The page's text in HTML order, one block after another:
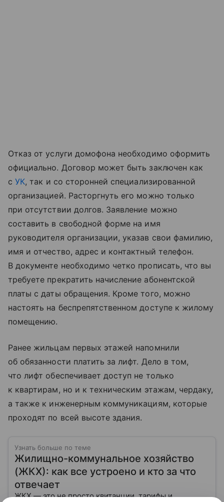
Отказ от услуги домофона необходимо оформить
официально. Договор может быть заключен как
сУК, так и со сторонней специализированной
организацией. Расторгнуть его можно только
при отсутствии долгов. Заявление можно
составить в свободной форме на имя
руководителя организации, указав свои фамилию,
имя и отчество, адрес и контактный телефон.
В документе необходимо четко прописать, что вы
требуете прекратить начисление абонентской
платы с даты обращения. Кроме того, можно
настоять на беспрепятственном доступе к жилому
помещению.
Ранее жильцам первых этажей напомнили
об обязанности платить за лифт. Дело в том,
что лифт обеспечивает доступ не только
к квартирам, но и к техническим этажам, чердаку,
а также к инженерным коммуникациям, которые
проходят по всей высоте здания.
Узнать больше по теме
Жилищно-коммунальное хозяйство
(ЖКХ): как все устроено и кто за что
отвечает
ЖКХ — это не просто квитанции, тарифы и